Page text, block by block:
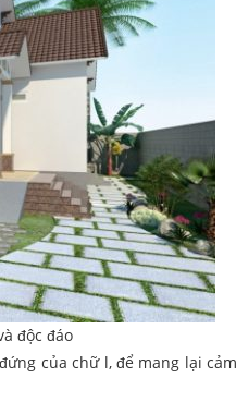
độc đáo
của chữ l, để mang lại